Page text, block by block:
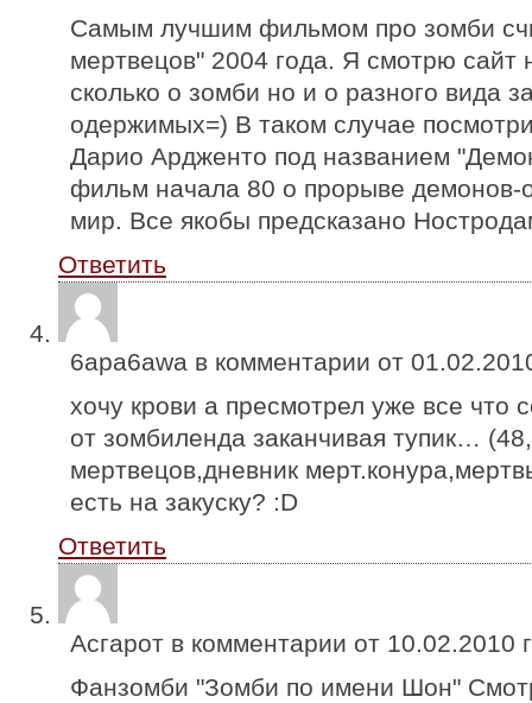
Самым лучшим фильмом про зомби
мертвецов" 2004 года. Я смотрю сайт
сколько о зомби но и о разного вида
одержимых=) В таком случае
Дарио Ардженто под названием
фильм начала 80 о прорыве
мир. Все якобы предсказано
Ответить
6apa6awa в комментарии от
хочу крови а пресмотрел уже все что
от зомбиленда заканчивая тупик…
мертвецов,дневник
есть на закуску? :D
Ответить
Асгарот в комментарии от 10.02.2010
Фанзомби "Зомби по имени Шон"